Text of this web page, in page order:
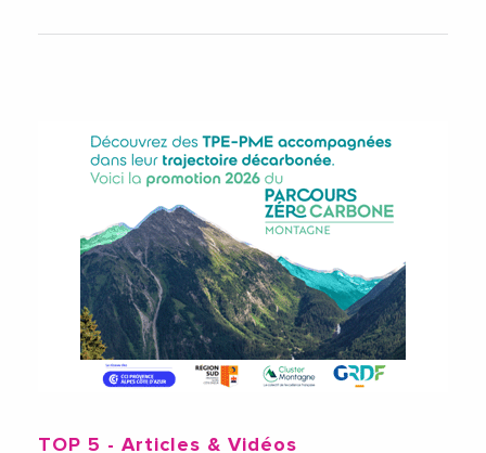
TOP 5 - Articles & Vidéos